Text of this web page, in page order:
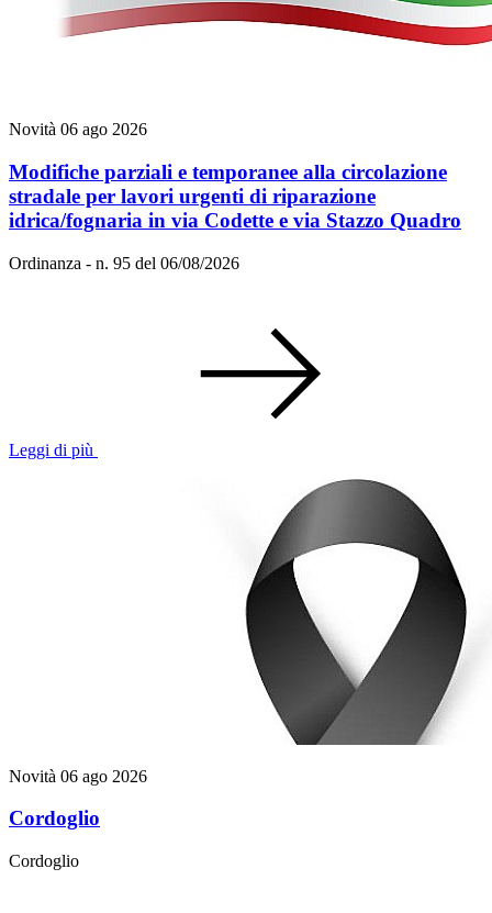
Novità 06 ago 2026
Modifiche parziali e temporanee alla circolazione
stradale per lavori urgenti di riparazione
idrica/fognaria in via Codette e via Stazzo Quadro
Ordinanza - n. 95 del 06/08/2026
Leggi di più
Novità 06 ago 2026
Cordoglio
Cordoglio